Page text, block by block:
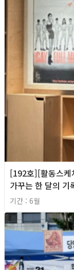
[192호][활동스케
가꾸는 한 달의 기
기간 : 6월